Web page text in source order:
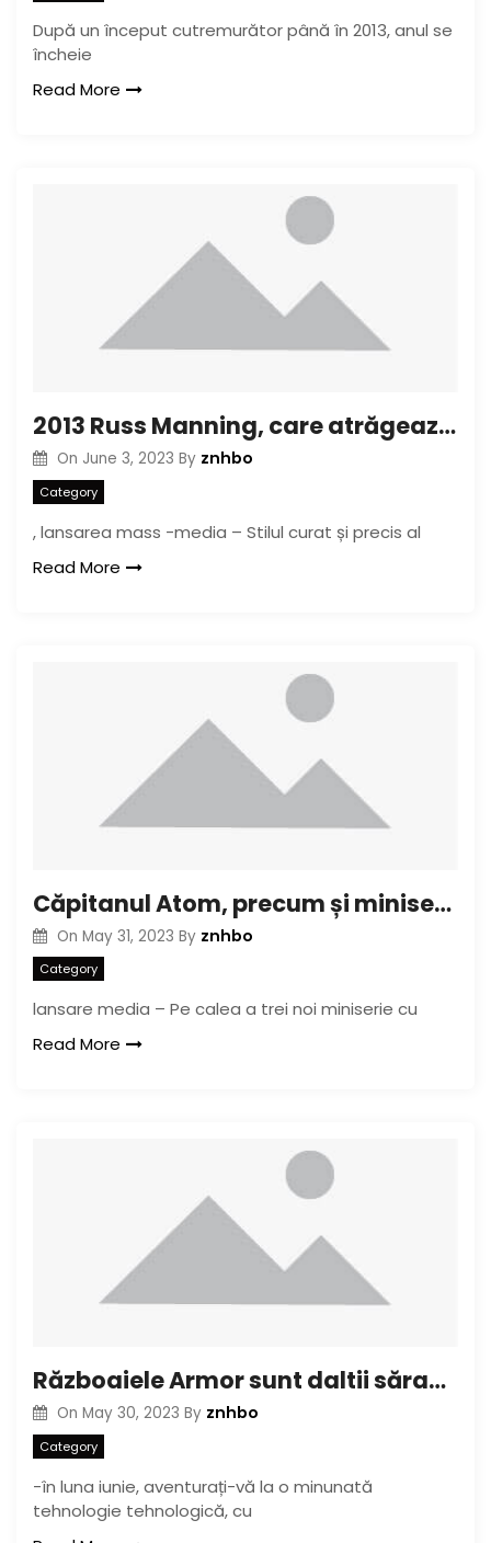
După un început cutremurător până în 2013, anul se
încheie
Read More
2013 Russ Manning, care atrăgează nominalizarea noilor veniți
On June 3, 2023 By znhbo
Category
, lansarea mass -media – Stilul curat și precis al
Read More
Căpitanul Atom, precum și miniseria Amazons a lovit rafturi din ianuarie 2017
On May 31, 2023 By znhbo
Category
lansare media – Pe calea a trei noi miniserie cu
Read More
Războaiele Armor sunt daltii săraci pentru a-și scoate lansarea media pașnică
On May 30, 2023 By znhbo
Category
-în luna iunie, aventurați-vă la o minunată
tehnologie tehnologică, cu